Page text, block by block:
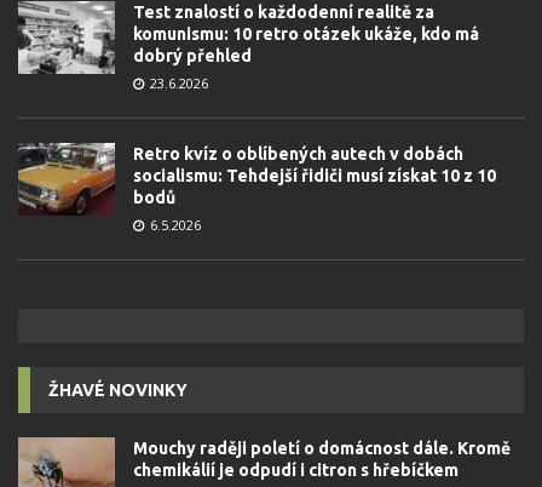
Test znalostí o každodenní realitě za
komunismu: 10 retro otázek ukáže, kdo má
dobrý přehled
23.6.2026
Retro kvíz o oblíbených autech v dobách
socialismu: Tehdejší řidiči musí získat 10 z 10
bodů
6.5.2026
ŽHAVÉ NOVINKY
Mouchy raději poletí o domácnost dále. Kromě
chemikálií je odpudí i citron s hřebíčkem